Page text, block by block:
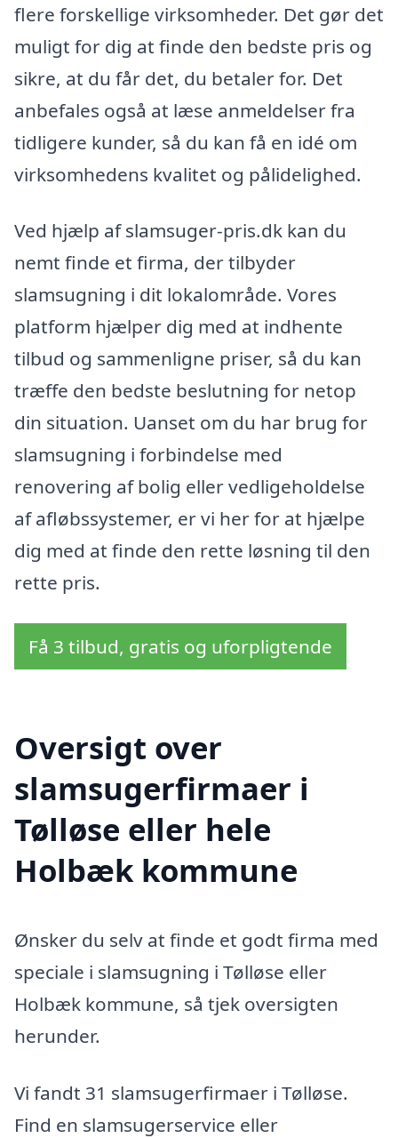
flere forskellige virksomheder. Det gør det
muligt for dig at finde den bedste pris og
sikre, at du får det, du betaler for. Det
anbefales også at læse anmeldelser fra
tidligere kunder, så du kan få en idé om
virksomhedens kvalitet og pålidelighed.
Ved hjælp af slamsuger-pris.dk kan du
nemt finde et firma, der tilbyder
slamsugning i dit lokalområde. Vores
platform hjælper dig med at indhente
tilbud og sammenligne priser, så du kan
træffe den bedste beslutning for netop
din situation. Uanset om du har brug for
slamsugning i forbindelse med
renovering af bolig eller vedligeholdelse
af afløbssystemer, er vi her for at hjælpe
dig med at finde den rette løsning til den
rette pris.
Få 3 tilbud, gratis og uforpligtende
Oversigt over
slamsugerfirmaer i
Tølløse eller hele
Holbæk kommune
Ønsker du selv at finde et godt firma med
speciale i slamsugning i Tølløse eller
Holbæk kommune, så tjek oversigten
herunder.
Vi fandt 31 slamsugerfirmaer i Tølløse.
Find en slamsugerservice eller